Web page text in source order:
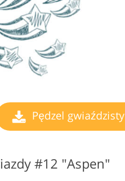
Pędzel gwiaździsty
#12 "Aspen"